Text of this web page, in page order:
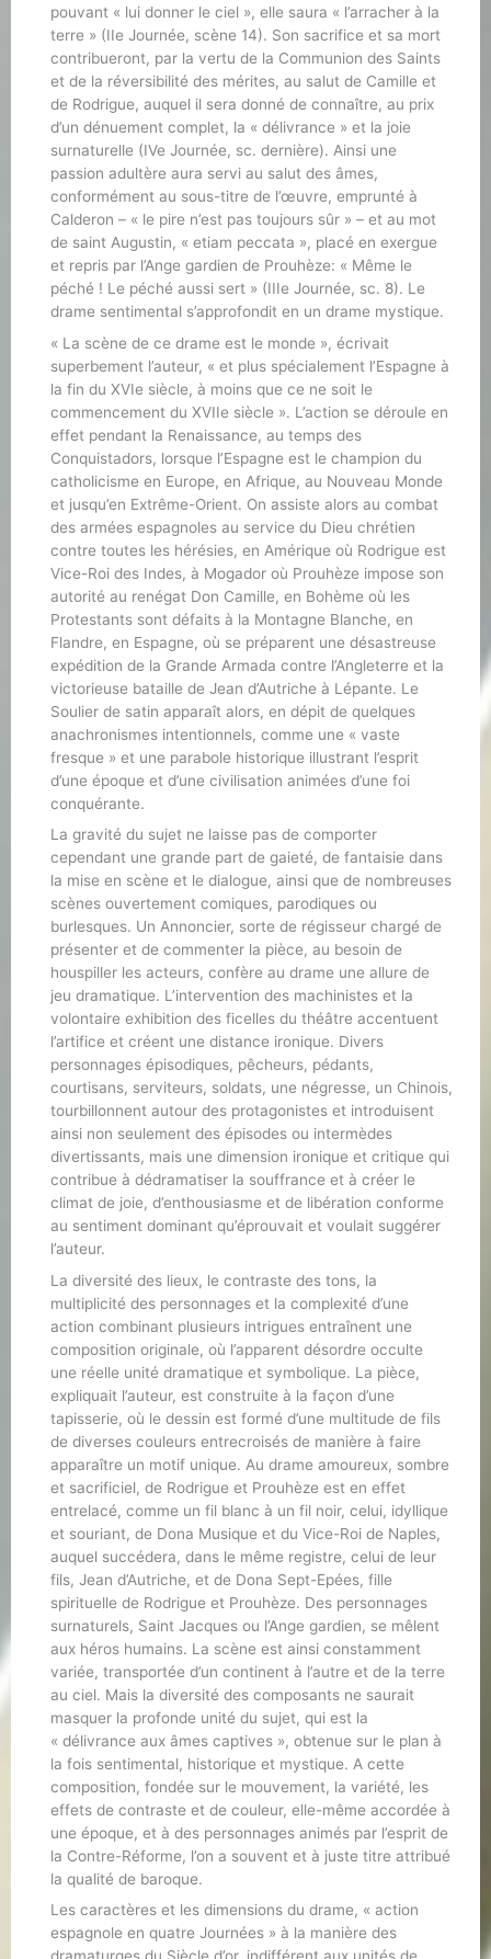
pouvant « lui donner le ciel », elle saura « l’arracher à la
terre » (IIe Journée, scène 14). Son sacrifice et sa mort
contribueront, par la vertu de la Communion des Saints
et de la réversibilité des mérites, au salut de Camille et
de Rodrigue, auquel il sera donné de connaître, au prix
d’un dénuement complet, la « délivrance » et la joie
surnaturelle (IVe Journée, sc. dernière). Ainsi une
passion adultère aura servi au salut des âmes,
conformément au sous-titre de l’œuvre, emprunté à
Calderon – « le pire n’est pas toujours sûr » – et au mot
de saint Augustin, « etiam peccata », placé en exergue
et repris par l’Ange gardien de Prouhèze: « Même le
péché ! Le péché aussi sert » (IIIe Journée, sc. 8). Le
drame sentimental s’approfondit en un drame mystique.
« La scène de ce drame est le monde », écrivait
superbement l’auteur, « et plus spécialement l’Espagne à
la fin du XVIe siècle, à moins que ce ne soit le
commencement du XVIIe siècle ». L’action se déroule en
effet pendant la Renaissance, au temps des
Conquistadors, lorsque l’Espagne est le champion du
catholicisme en Europe, en Afrique, au Nouveau Monde
et jusqu’en Extrême-Orient. On assiste alors au combat
des armées espagnoles au service du Dieu chrétien
contre toutes les hérésies, en Amérique où Rodrigue est
Vice-Roi des Indes, à Mogador où Prouhèze impose son
autorité au renégat Don Camille, en Bohème où les
Protestants sont défaits à la Montagne Blanche, en
Flandre, en Espagne, où se préparent une désastreuse
expédition de la Grande Armada contre l’Angleterre et la
victorieuse bataille de Jean d’Autriche à Lépante. Le
Soulier de satin apparaît alors, en dépit de quelques
anachronismes intentionnels, comme une « vaste
fresque » et une parabole historique illustrant l’esprit
d’une époque et d’une civilisation animées d’une foi
conquérante.
La gravité du sujet ne laisse pas de comporter
cependant une grande part de gaieté, de fantaisie dans
la mise en scène et le dialogue, ainsi que de nombreuses
scènes ouvertement comiques, parodiques ou
burlesques. Un Annoncier, sorte de régisseur chargé de
présenter et de commenter la pièce, au besoin de
houspiller les acteurs, confère au drame une allure de
jeu dramatique. L’intervention des machinistes et la
volontaire exhibition des ficelles du théâtre accentuent
l’artifice et créent une distance ironique. Divers
personnages épisodiques, pêcheurs, pédants,
courtisans, serviteurs, soldats, une négresse, un Chinois,
tourbillonnent autour des protagonistes et introduisent
ainsi non seulement des épisodes ou intermèdes
divertissants, mais une dimension ironique et critique qui
contribue à dédramatiser la souffrance et à créer le
climat de joie, d’enthousiasme et de libération conforme
au sentiment dominant qu’éprouvait et voulait suggérer
l’auteur.
La diversité des lieux, le contraste des tons, la
multiplicité des personnages et la complexité d’une
action combinant plusieurs intrigues entraînent une
composition originale, où l’apparent désordre occulte
une réelle unité dramatique et symbolique. La pièce,
expliquait l’auteur, est construite à la façon d’une
tapisserie, où le dessin est formé d’une multitude de fils
de diverses couleurs entrecroisés de manière à faire
apparaître un motif unique. Au drame amoureux, sombre
et sacrificiel, de Rodrigue et Prouhèze est en effet
entrelacé, comme un fil blanc à un fil noir, celui, idyllique
et souriant, de Dona Musique et du Vice-Roi de Naples,
auquel succédera, dans le même registre, celui de leur
fils, Jean d’Autriche, et de Dona Sept-Epées, fille
spirituelle de Rodrigue et Prouhèze. Des personnages
surnaturels, Saint Jacques ou l’Ange gardien, se mêlent
aux héros humains. La scène est ainsi constamment
variée, transportée d’un continent à l’autre et de la terre
au ciel. Mais la diversité des composants ne saurait
masquer la profonde unité du sujet, qui est la
« délivrance aux âmes captives », obtenue sur le plan à
la fois sentimental, historique et mystique. A cette
composition, fondée sur le mouvement, la variété, les
effets de contraste et de couleur, elle-même accordée à
une époque, et à des personnages animés par l’esprit de
la Contre-Réforme, l’on a souvent et à juste titre attribué
la qualité de baroque.
Les caractères et les dimensions du drame, « action
espagnole en quatre Journées » à la manière des